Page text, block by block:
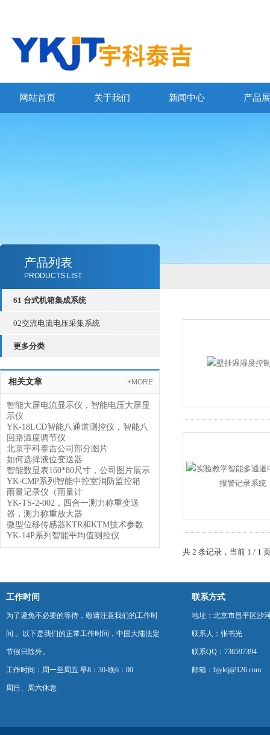
网站首页 关于我们 新闻中心 产品
产品列表
PRODUCTS LIST
61 台式机箱集成系统
02交流电流电压采集系统
更多分类
相关文章 +MORE
智能大屏电流显示仪，智能电压大屏显
示仪
YK-18LCD智能八通道测控仪，智能八
回路温度调节仪
北京宇科泰吉公司部分图片
如何选择液位变送器
智能数显表160*80尺寸，公司图片展示
YK-CMP系列智能中控室消防监控箱
雨量记录仪（雨量计
YK-TS-2-002，四合一测力称重变送
器，测力称重放大器
微型位移传感器KTR和KTM技术参数
YK-14P系列智能平均值测控仪
共 2 条记录，当前 1 / 1
工作时间
为了避免不必要的等待，敬请注意我们的工作时
间 。以下是我们的正常工作时间，中国大陆法定
节假日除外。
工作时间：周一至周五 早8：30-晚6：00
周日、周六休息
联系方式
地址：北京市昌平区沙
联系人：张书光
联系QQ：736597394
邮箱：bjyktj@126.com